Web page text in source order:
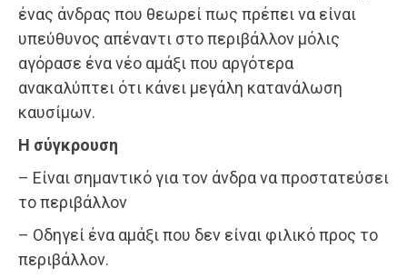
ένας άνδρας που θεωρεί πως πρέπει να είναι
υπεύθυνος απέναντι στο περιβάλλον μόλις
αγόρασε ένα νέο αμάξι που αργότερα
ανακαλύπτει ότι κάνει μεγάλη κατανάλωση
καυσίμων.
Η σύγκρουση
– Είναι σημαντικό για τον άνδρα να προστατεύσει
το περιβάλλον
– Οδηγεί ένα αμάξι που δεν είναι φιλικό προς το
περιβάλλον.